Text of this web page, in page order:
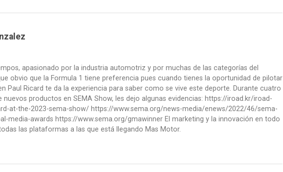
apasionado por la industria automotriz y por muchas de las categorías del
obvio que la Formula 1 tiene preferencia pues cuando tienes la oportunidad de pilotar
Paul Ricard te da la experiencia para saber como se vive este deporte. Durante cuatro
productos en SEMA Show, les dejo algunas evidencias: https://iroad.kr/iroad-
at-the-2023-sema-show/ https://www.sema.org/news-media/enews/2022/46/sema-
media-awards https://www.sema.org/gmawinner El marketing y la innovación en todo
las plataformas a las que está llegando Mas Motor.